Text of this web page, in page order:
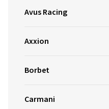
Avus Racing
Axxion
Borbet
Carmani